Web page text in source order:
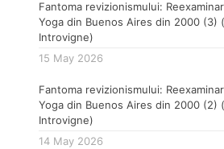
Fantoma revizionismului:
Yoga din Buenos Aires din 2000 (3)
Introvigne)
15 May 2026
Fantoma revizionismului:
Yoga din Buenos Aires din 2000 (2)
Introvigne)
14 May 2026